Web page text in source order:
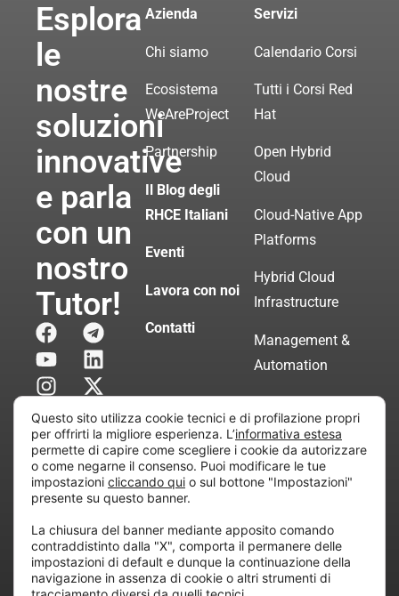
Esplora
le
nostre
soluzioni
innovative
e parla
con un
nostro
Tutor!
Azienda
Chi siamo
Ecosistema
WeAreProject
Partnership
Il Blog degli
RHCE Italiani
Eventi
Lavora con noi
Contatti
Servizi
Calendario Corsi
Tutti i Corsi Red
Hat
Open Hybrid
Cloud
Cloud-Native App
Platforms
Hybrid Cloud
Infrastructure
Management &
Automation
Servizi di
Consulenza
Certificata
all’attività di direzione e coordinamento di “Project
Informatica”
REA: MI – 194005, P. IVA / CF 07165600961 – All
Questo sito utilizza cookie tecnici e di profilazione propri
per offrirti la migliore esperienza. L’informativa estesa
permette di capire come scegliere i cookie da autorizzare
o come negarne il consenso. Puoi modificare le tue
impostazioni cliccando qui o sul bottone "Impostazioni"
presente su questo banner.
La chiusura del banner mediante apposito comando
contraddistinto dalla "X", comporta il permanere delle
impostazioni di default e dunque la continuazione della
navigazione in assenza di cookie o altri strumenti di